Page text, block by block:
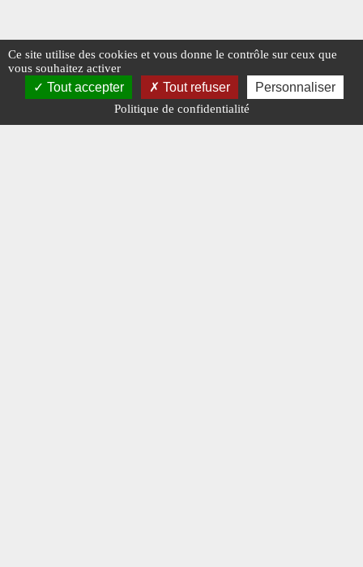
Ce site utilise des cookies et vous donne le contrôle sur ceux que
vous souhaitez activer
Tout accepter Tout refuser Personnaliser
Politique de confidentialité